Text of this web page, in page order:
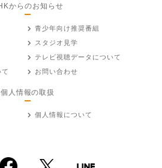
からのお知らせ
青少年向け推奨番組
スタジオ見学
テレビ視聴データについて
お問い合わせ
個人情報の取扱
個人情報について